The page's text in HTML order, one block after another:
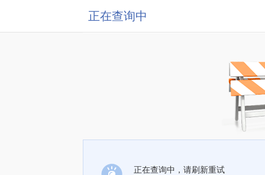
正在查询中
正在查询中，请刷新重试